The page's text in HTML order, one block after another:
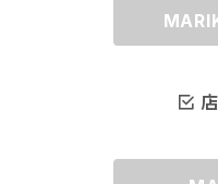
＆ブライ
台で活躍
ドです。
ィングを施
キーホル
てお楽しみ
チェーン